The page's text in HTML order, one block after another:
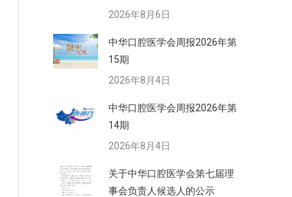
2026年8月6日
中华口腔医学会周报2026年第
15期
2026年8月4日
中华口腔医学会周报2026年第
14期
2026年8月4日
关于中华口腔医学会第七届理
事会负责人候选人的公示